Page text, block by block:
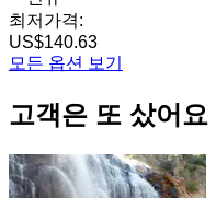
최저가격:
US$140.63
모든 옵션 보기
고객은 또 샀어요